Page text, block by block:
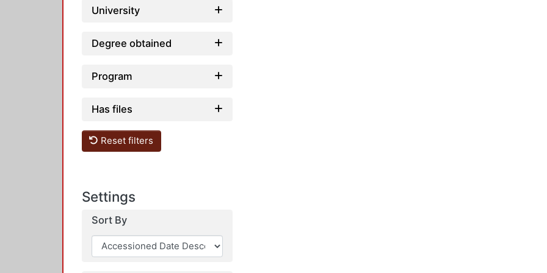
University
Degree obtained
Program
Has files
Reset filters
Settings
Sort By